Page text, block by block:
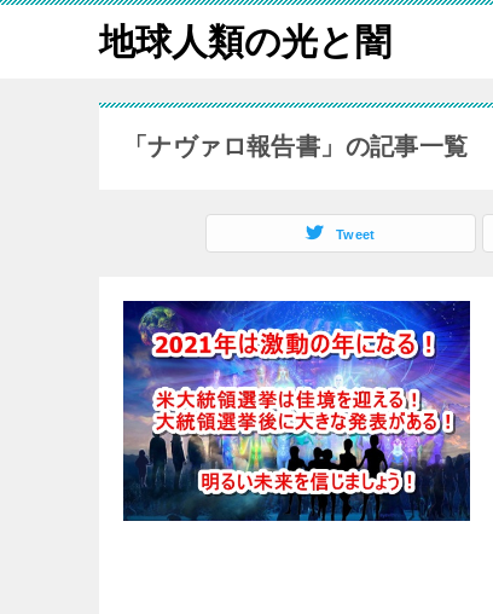
地球人類の光と闇
「ナヴァロ報告書」の記事一覧
Tweet